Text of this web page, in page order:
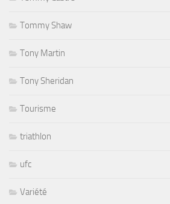
Tommy Shaw
Tony Martin
Tony Sheridan
Tourisme
triathlon
ufc
Variété